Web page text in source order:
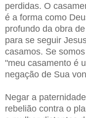
perdidas. O
é a forma como
profundo da obra
para se seguir
casamos. Se
"meu casamento é
negação de Sua
Negar a
rebelião contra o